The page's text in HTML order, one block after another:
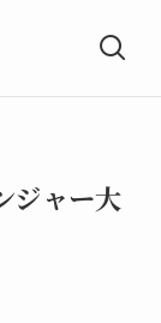
ジャー大